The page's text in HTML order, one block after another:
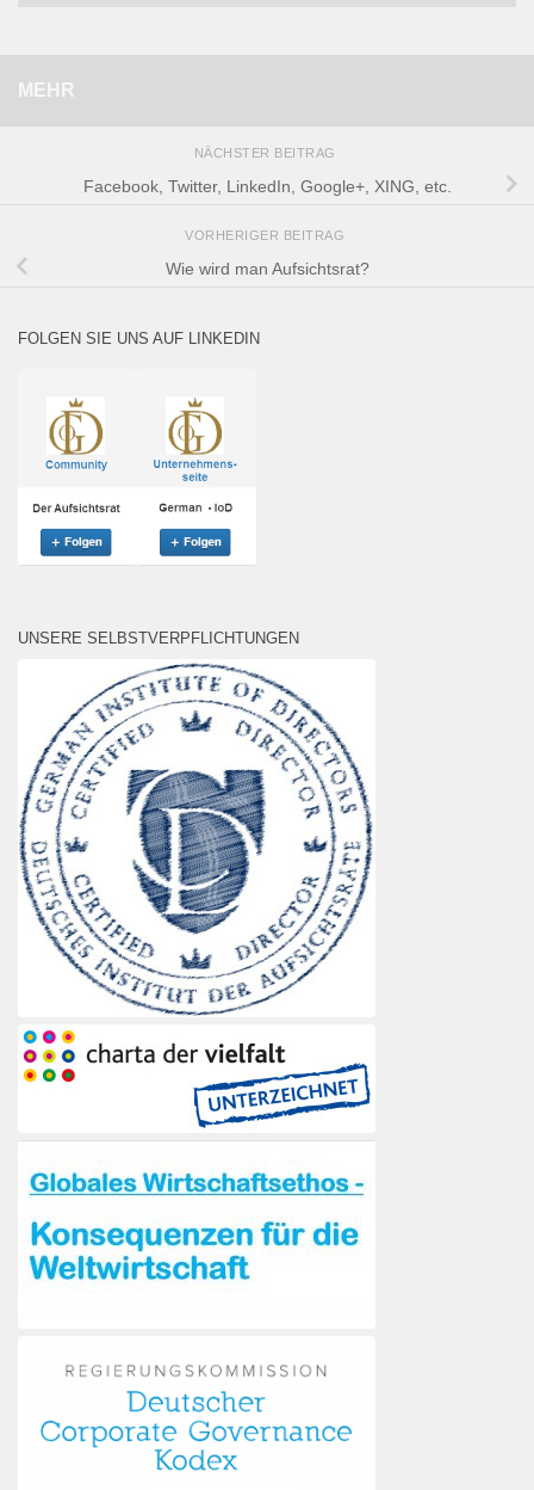
MEHR
NÄCHSTER BEITRAG
Facebook, Twitter, LinkedIn, Google+, XING, etc.
VORHERIGER BEITRAG
Wie wird man Aufsichtsrat?
FOLGEN SIE UNS AUF LINKEDIN
UNSERE SELBSTVERPFLICHTUNGEN